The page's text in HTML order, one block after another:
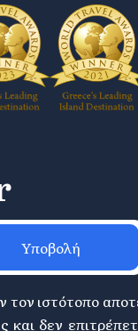
Υποβολή
τον ιστότοπο
και δεν